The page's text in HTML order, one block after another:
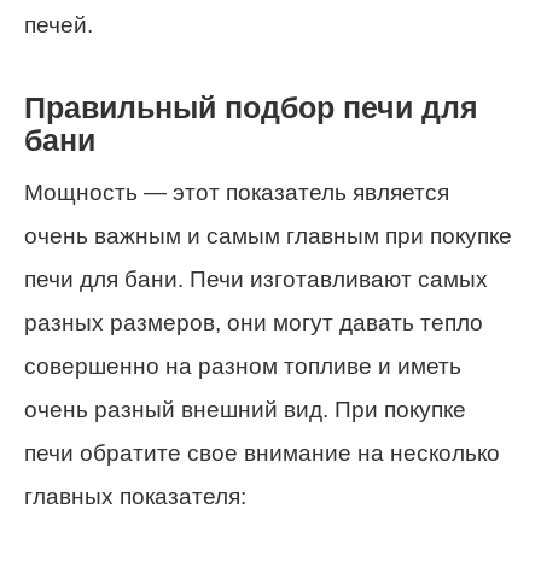
печей.
Правильный подбор печи для
бани
Мощность — этот показатель является
очень важным и самым главным при покупке
печи для бани. Печи изготавливают самых
разных размеров, они могут давать тепло
совершенно на разном топливе и иметь
очень разный внешний вид. При покупке
печи обратите свое внимание на несколько
главных показателя: